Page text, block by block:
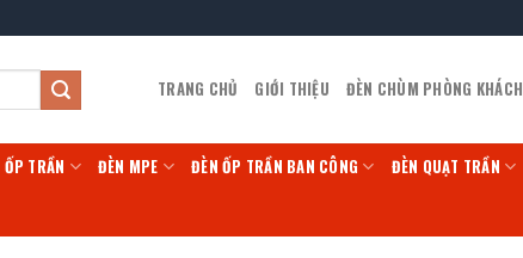
TRANG CHỦ GIỚI THIỆU ĐÈN CHÙM PHÒNG KHÁCH
TRẦN ĐÈN MPE ĐÈN ỐP TRẦN BAN CÔNG ĐÈN QUẠT TRẦN